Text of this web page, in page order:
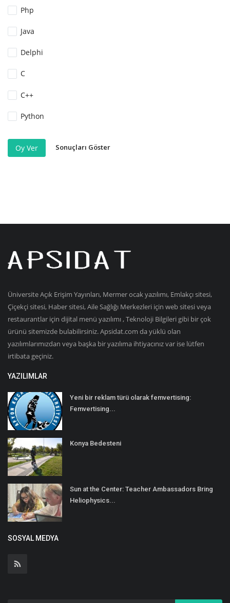
Php
Java
Delphi
C
C++
Python
Oy Ver Sonuçları Göster
Üniversite Açık Erişim Yayınları, Mermer ocak yazılımı, Emlakçı sitesi,
Çiçekçi sitesi, Haber sitesi, Aile Sağlığı Merkezleri için web sitesi veya
restaurantlar için dijital menü yazılımı , Teknoloji Bilgileri gibi bir çok
ürünü sitemizde bulabilirsiniz. Apsidat.com da yüklü olan
yazılımlarımızdan veya başka bir yazılıma ihtiyacınız var ise lütfen
irtibata geçiniz.
YAZILIMLAR
Yeni bir reklam türü olarak femvertising:
Femvertising...
Konya Bedesteni
Sun at the Center: Teacher Ambassadors Bring
Heliophysics...
SOSYAL MEDYA